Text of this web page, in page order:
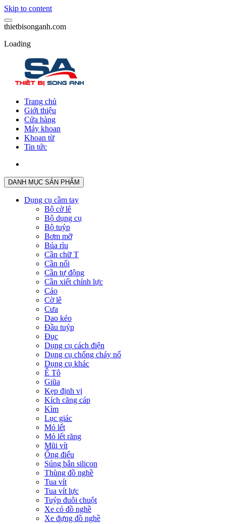
Skip to content
thietbisonganh.com
Loading
Trang chủ
Giới thiệu
Cửa hàng
Máy khoan
Khoan từ
Tin tức
DANH MỤC SẢN PHẨM
Dụng cụ cầm tay
Bộ cờ lê
Bộ dụng cụ
Bộ tuýp
Bơm mỡ
Búa rìu
Cần chữ T
Cần nối
Cần tự động
Cần xiết chỉnh lực
Cảo
Cờ lê
Cưa
Dao kéo
Đầu tuýp
Đục
Dụng cụ cách điện
Dụng cụ chống cháy nổ
Dụng cụ khác
Ê Tô
Giũa
Kẹp định vị
Kích căng cáp
Kìm
Lục giác
Mỏ lết
Mỏ lết răng
Mũi vít
Ống điếu
Súng bắn silicon
Thùng đồ nghề
Tua vít
Tua vít lực
Tuýp đuôi chuột
Xe có đồ nghề
Xe đựng đồ nghề